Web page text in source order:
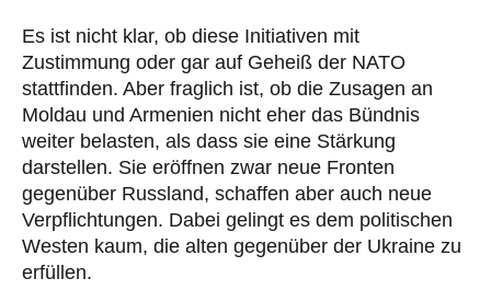
Es ist nicht klar, ob diese Initiativen mit
Zustimmung oder gar auf Geheiß der NATO
stattfinden. Aber fraglich ist, ob die Zusagen an
Moldau und Armenien nicht eher das Bündnis
weiter belasten, als dass sie eine Stärkung
darstellen. Sie eröffnen zwar neue Fronten
gegenüber Russland, schaffen aber auch neue
Verpflichtungen. Dabei gelingt es dem politischen
Westen kaum, die alten gegenüber der Ukraine zu
erfüllen.